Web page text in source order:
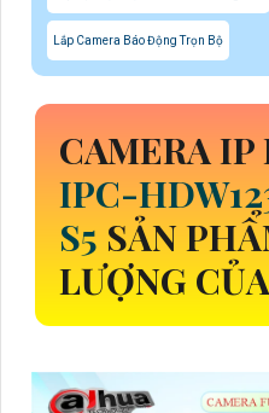
Lắp Camera Báo Động Trọn Bộ
CAMERA IP
IPC-
S5 SẢN
LƯỢNG